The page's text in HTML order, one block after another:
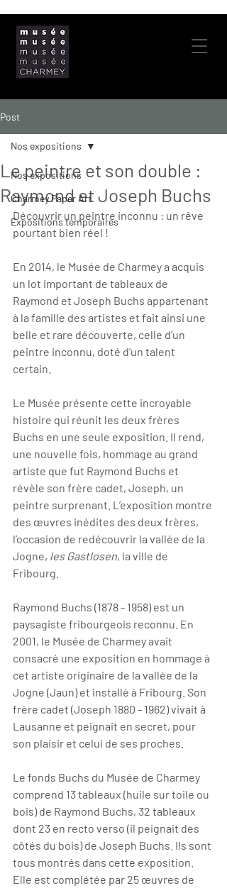
Post
Nos expositions
Charmey Paper Art
Expositions temporaires
Nos expositions
Le peintre et son double :
Raymond et Joseph Buchs
Découvrir un peintre inconnu : un rêve
pourtant bien réel !
En 2014, le Musée de Charmey a acquis
un lot important de tableaux de
Raymond et Joseph Buchs appartenant
à la famille des artistes et fait ainsi une
belle et rare découverte, celle d’un
peintre inconnu, doté d’un talent
certain.
Le Musée présente cette incroyable
histoire qui réunit les deux frères
Buchs en une seule exposition. Il rend,
une nouvelle fois, hommage au grand
artiste que fut Raymond Buchs et
révèle son frère cadet, Joseph, un
peintre surprenant. L’exposition montre
des œuvres inédites des deux frères,
l’occasion de redécouvrir la vallée de la
Jogne, les Gastlosen, la ville de
Fribourg.
Raymond Buchs (1878 - 1958) est un
paysagiste fribourgeois reconnu. En
2001, le Musée de Charmey avait
consacré une exposition en hommage à
cet artiste originaire de la vallée de la
Jogne (Jaun) et installé à Fribourg. Son
frère cadet (Joseph 1880 - 1962) vivait à
Lausanne et peignait en secret, pour
son plaisir et celui de ses proches.
Le fonds Buchs du Musée de Charmey
comprend 13 tableaux (huile sur toile ou
bois) de Raymond Buchs, 32 tableaux
dont 23 en recto verso (il peignait des
côtés du bois) de Joseph Buchs. Ils sont
tous montrés dans cette exposition.
Elle est complétée par 25 œuvres de